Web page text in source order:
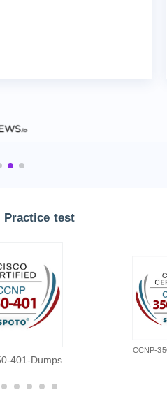
Practice test
401-Dumps
CCNP-